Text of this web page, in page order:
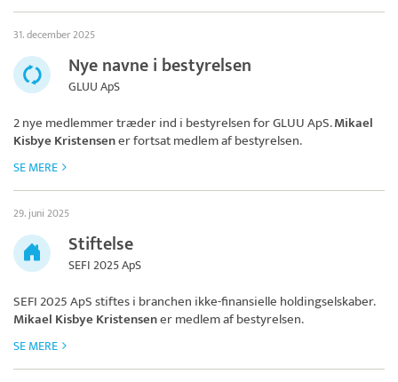
31. december 2025
Nye navne i bestyrelsen
GLUU ApS
2 nye medlemmer træder ind i bestyrelsen forGLUU ApS.Mikael
Kisbye Kristensener fortsat medlem af bestyrelsen.
SE MERE
29. juni 2025
Stiftelse
SEFI 2025 ApS
SEFI 2025 ApSstiftes i branchen ikke-finansielle holdingselskaber.
Mikael Kisbye Kristensener medlem af bestyrelsen.
SE MERE